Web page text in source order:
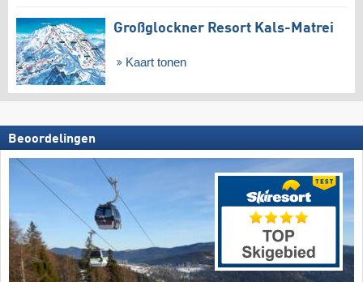
Großglockner Resort Kals-Matrei
Kaart tonen
Beoordelingen